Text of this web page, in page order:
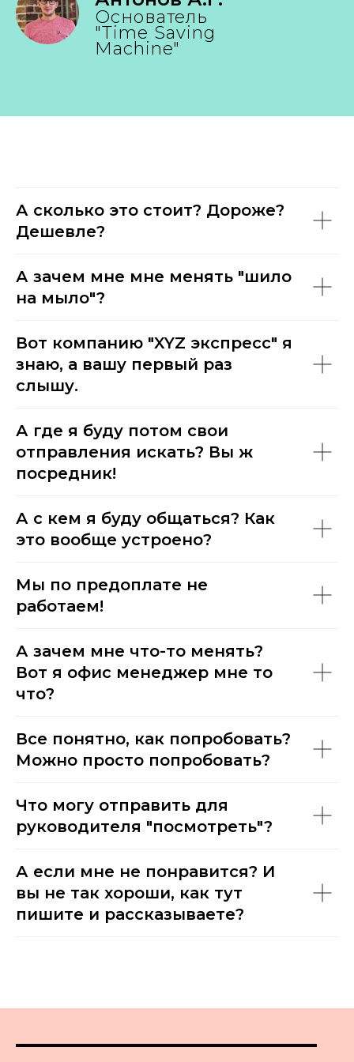
Основатель
"Time Saving
Machine"
А сколько это стоит? Дороже?
Дешевле?
А зачем мне мне менять "шило
на мыло"?
Вот компанию "XYZ экспресс" я
знаю, а вашу первый раз
слышу.
А где я буду потом свои
отправления искать? Вы ж
посредник!
А с кем я буду общаться? Как
это вообще устроено?
Мы по предоплате не
работаем!
А зачем мне что-то менять?
Вот я офис менеджер мне то
что?
Все понятно, как попробовать?
Можно просто попробовать?
Что могу отправить для
руководителя "посмотреть"?
А если мне не понравится? И
вы не так хороши, как тут
пишите и рассказываете?